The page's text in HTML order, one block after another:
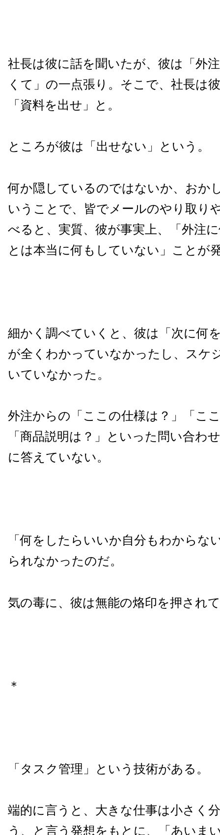
社長は彼に話を聞いたが、彼は「外
くて」の一点張り。そこで、社長は
「資料を出せ」と。
ところが彼は「出せない」という。
何か隠しているのではないか、おか
いうことで、皆でメールのやり取り
べると、実質、彼が事実上、「外注
とは本当に何もしていない」ことが
細かく調べていくと、彼は「次に何
が全くわかっていなかったし、スケ
いていなかった。
外注からの「ここの仕様は？」「こ
「商品説明は？」といった問い合わ
に答えていない。
「何をしたらいいか自分もわからな
られなかったのだ。
気の毒に、彼は無能の烙印を押され
＊
「タスク管理」という技術がある。
端的に言うと、大きな仕事は小さく
う、と言う発想をもとに、「あいま